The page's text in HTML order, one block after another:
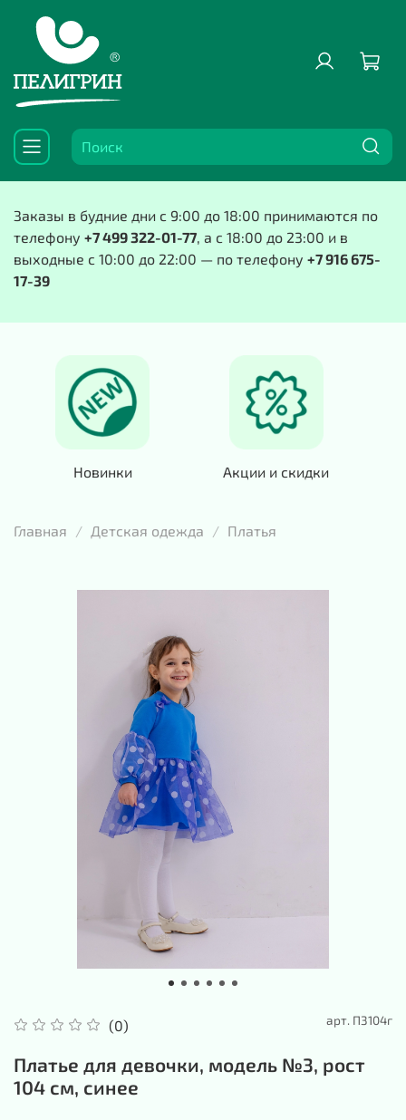
Заказы в будние дни с 9:00 до 18:00 принимаются по
телефону +7 499 322-01-77, а с 18:00 до 23:00 и в
выходные с 10:00 до 22:00 — по телефону +7 916 675-
17-39
Новинки Акции и скидки
Главная Детская одежда Платья
(0) арт. П3104г
Платье для девочки, модель №3, рост
104 см, синее